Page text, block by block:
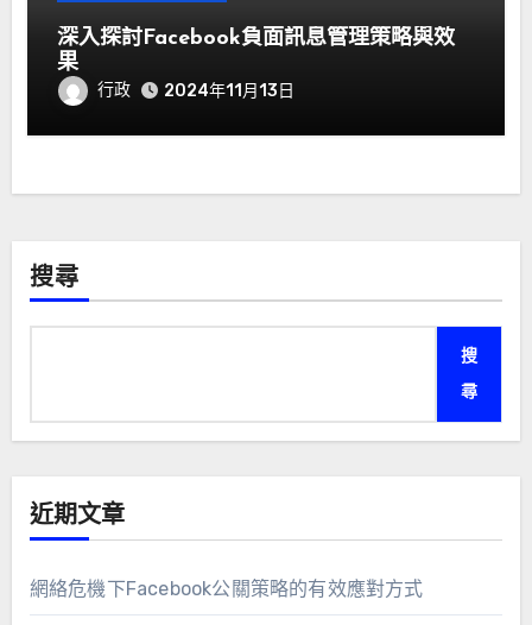
深入探討Facebook負面訊息管理策略與效
果
行政 2024年11月13日
搜尋
搜
尋
近期文章
網絡危機下Facebook公關策略的有效應對方式